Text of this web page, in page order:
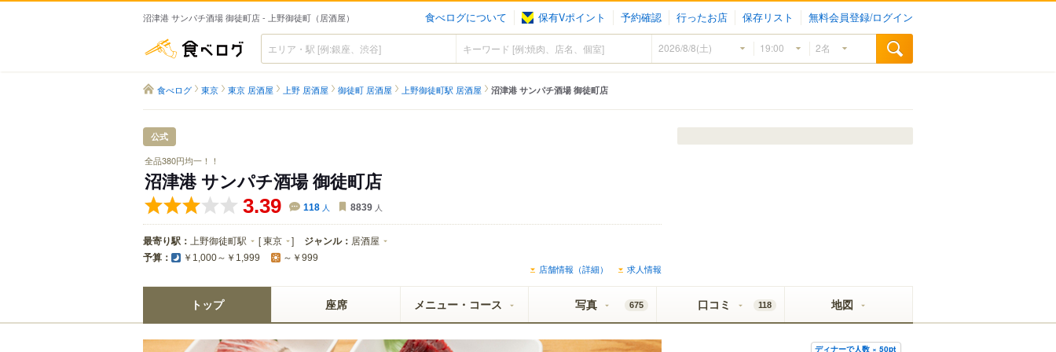
沼津港 サンパチ酒場 御徒町店 - 上野御徒町（居酒屋） 食べログについて 保有Vポイント 予約確認 行ったお店 保存リスト 無料会員登録/ログイン
食べログ
食べログ 東京 東京 居酒屋 上野 居酒屋 御徒町 居酒屋 上野御徒町駅 居酒屋 沼津港 サンパチ酒場 御徒町店
公式
全品380円均一！！
沼津港 サンパチ酒場 御徒町店
3.39 118 人 8839 人
最寄り駅： 上野御徒町駅 [東京 ] ジャンル： 居酒屋
予算： ￥1,000～￥1,999 ～￥999
店舗情報（詳細） 求人情報
トップ 座席 メニュー・コース 写真 675 口コミ 118 地図
ディナーで人数 × 50pt